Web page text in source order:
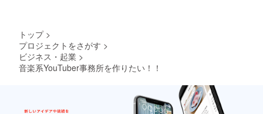
トップ >
プロジェクトをさがす >
ビジネス・起業 >
音楽系YouTuber事務所を作りたい！！